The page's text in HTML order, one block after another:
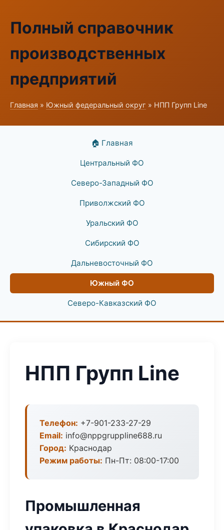
Полный справочник
производственных
предприятий
Главная » Южный федеральный округ » НПП Групп Line
🏠 Главная
Центральный ФО
Северо-Западный ФО
Приволжский ФО
Уральский ФО
Сибирский ФО
Дальневосточный ФО
Южный ФО
Северо-Кавказский ФО
НПП Групп Line
Телефон: +7-901-233-27-29
Email: info@nppgruppline688.ru
Город: Краснодар
Режим работы: Пн-Пт: 08:00-17:00
Промышленная